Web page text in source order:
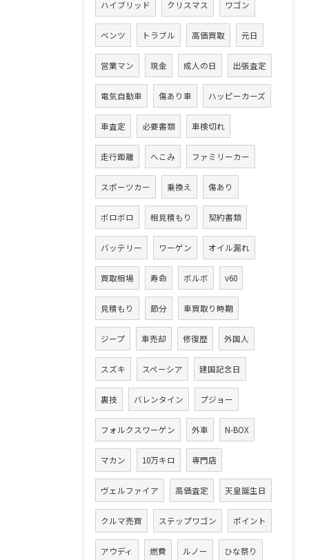
ハイブリッド クリスマス ワゴン
ベンツ トラブル 高価買取 元日
営業マン 現金 成人の日 出張査定
電気自動車 傷あり車 ハッピーカーズ
車査定 必要書類 車検切れ
走行距離 へこみ ファミリーカー
スポーツカー 乗換え 傷あり
ボロボロ 相見積もり 契約書類
バッテリー ワーゲン オイル漏れ
買取相場 寿命 ボルボ v60
見積もり 節分 車買取り時期
ジープ 車売却 修復歴 外国人
スズキ スペーシア 建国記念日
裏技 バレンタイン プジョー
フォルクスワーゲン 外車 N-BOX
マカン 10万キロ 専門店
ヴェルファイア 高価査定 天皇誕生日
クルマ売買 ステップワゴン ポイント
アウディ 燃費 ルノー ひな祭り